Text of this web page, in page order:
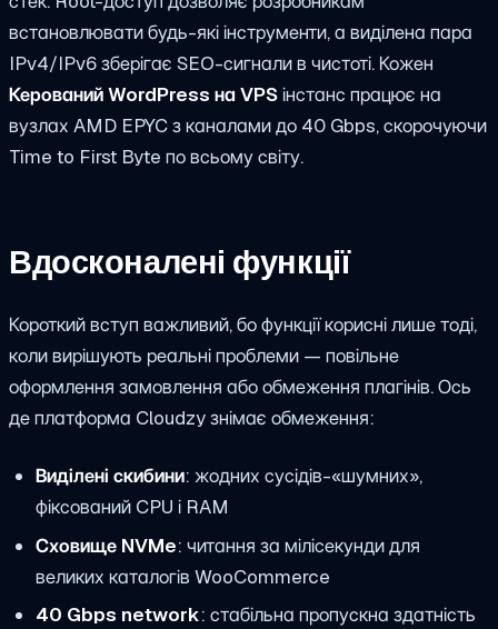
встановлювати будь-які інструменти, а виділена пара
IPv4/IPv6 зберігає SEO-сигнали в чистоті. Кожен
Керований WordPress на VPSінстанс працює на
вузлах AMD EPYC з каналами до 40 Gbps, скорочуючи
Time to First Byte по всьому світу.
Вдосконалені функції
Короткий вступ важливий, бо функції корисні лише тоді,
коли вирішують реальні проблеми — повільне
оформлення замовлення або обмеження плагінів. Ось
де платформа Cloudzy знімає обмеження:
Виділені скибини: жодних сусідів-«шумних»,
фіксований CPU і RAM
Сховище NVMe: читання за мілісекунди для
великих каталогів WooCommerce
40 Gbps network: стабільна пропускна здатність